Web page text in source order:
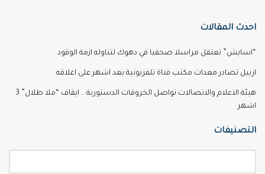
احدث المقالات
“اسايش” تعتقل مراسلا صحفيا في دهوك لتناوله ازمة الوقود
اربيل تصادر معدات مكتب قناة تلفزيونية بعد اشهر على اغلاقه
هيئة الاعلام والاتصالات تواصل الخروقات الدستورية .. ايقاف “ملا طلال” 3
اشهر
التصنيفات